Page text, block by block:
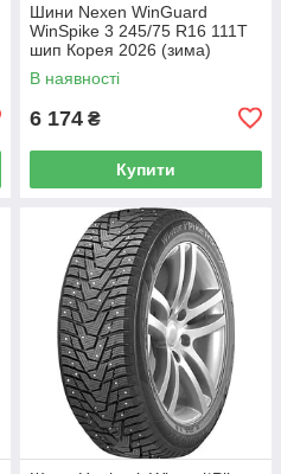
Шини Nexen WinGuard
WinSpike 3 245/75 R16 111T
шип Корея 2026 (зима)
В наявності
6 174 ₴
Купити